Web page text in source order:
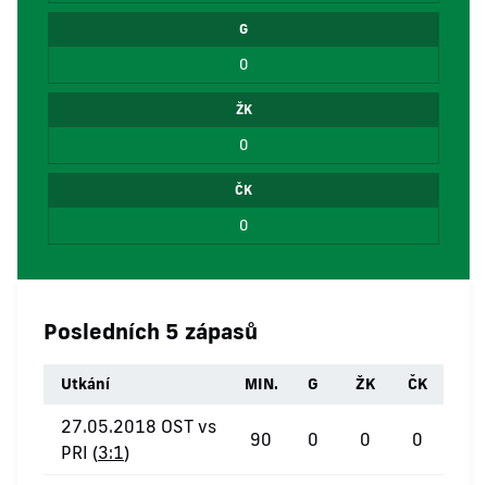
G
0
ŽK
0
ČK
0
Posledních 5 zápasů
Utkání MIN. G ŽK ČK
27.05.2018 OST vs
PRI (3:1)
90 0 0 0